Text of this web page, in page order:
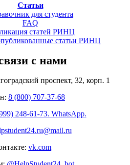
Статьи
для студента
FAQ
статей РИНЦ
статьи РИНЦ
с нами
проспект, 32, корп. 1
8 (800) 707-37-68
248-61-73. WhatsApp.
vk.com